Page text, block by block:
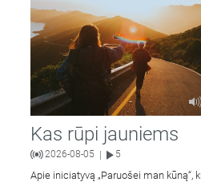
Kas rūpi jauniems
2026-08-05 5
Apie iniciatyvą „Paruošei man kūną“,